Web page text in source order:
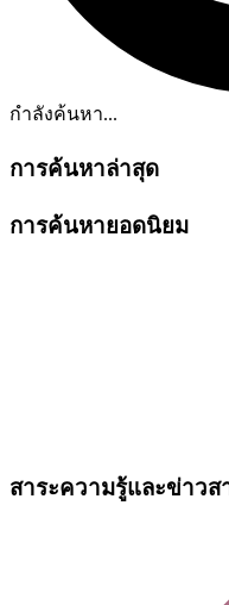
กำลังค้นหา...
การค้นหาล่าสุด
การค้นหายอดนิยม
สาระความรู้และข่าวส